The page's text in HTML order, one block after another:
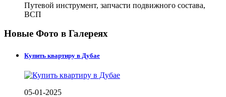
Путевой инструмент, запчасти подвижного состава,
ВСП
Новые Фото в Галереях
Купить квартиру в Дубае
05-01-2025